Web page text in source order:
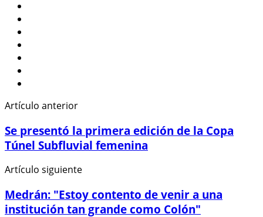
Artículo anterior
Se presentó la primera edición de la Copa
Túnel Subfluvial femenina
Artículo siguiente
Medrán: "Estoy contento de venir a una
institución tan grande como Colón"